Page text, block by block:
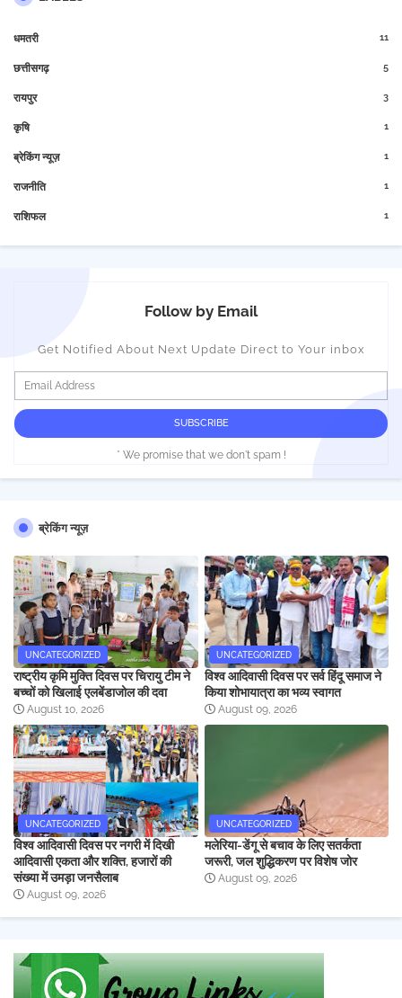
धमतरी 11
छत्तीसगढ़ 5
रायपुर 3
कृषि 1
ब्रेकिंग न्यूज़ 1
राजनीति 1
राशिफल 1
Follow by Email
Get Notified About Next Update Direct to Your inbox
* We promise that we don't spam !
ब्रेकिंग न्यूज़
UNCATEGORIZED
राष्ट्रीय कृमि मुक्ति दिवस पर चिरायु टीम ने
बच्चों को खिलाई एलबेंडाजोल की दवा
August 10, 2026
UNCATEGORIZED
विश्व आदिवासी दिवस पर सर्व हिंदू समाज ने
किया शोभायात्रा का भव्य स्वागत
August 09, 2026
UNCATEGORIZED
विश्व आदिवासी दिवस पर नगरी में दिखी
आदिवासी एकता और शक्ति, हजारों की
संख्या में उमड़ा जनसैलाब
August 09, 2026
UNCATEGORIZED
मलेरिया-डेंगू से बचाव के लिए सतर्कता
जरूरी, जल शुद्धिकरण पर विशेष जोर
August 09, 2026